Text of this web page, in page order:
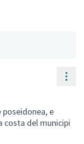
e
costa del municipi